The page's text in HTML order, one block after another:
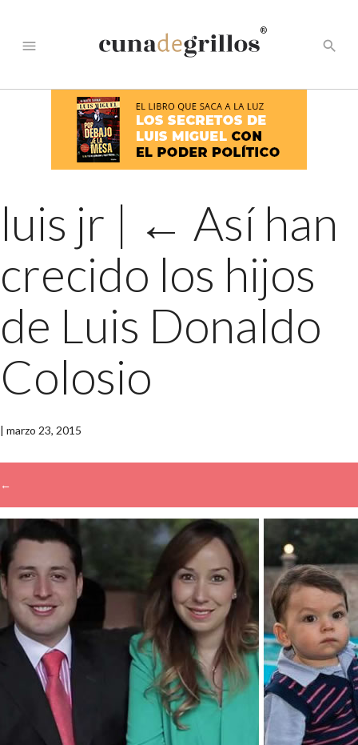
menu
®
search
luis jr | ← Así han
crecido los hijos
de Luis Donaldo
Colosio
| marzo 23, 2015
←